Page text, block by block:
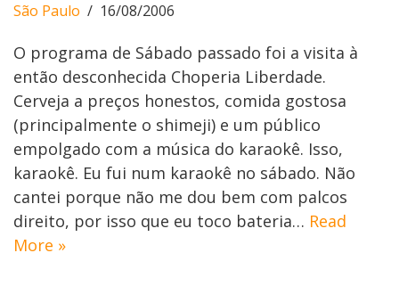
São Paulo 16/08/2006
O programa de Sábado passado foi a visita à
então desconhecida Choperia Liberdade.
Cerveja a preços honestos, comida gostosa
(principalmente o shimeji) e um público
empolgado com a música do karaokê. Isso,
karaokê. Eu fui num karaokê no sábado. Não
cantei porque não me dou bem com palcos
direito, por isso que eu toco bateria… Read
More »